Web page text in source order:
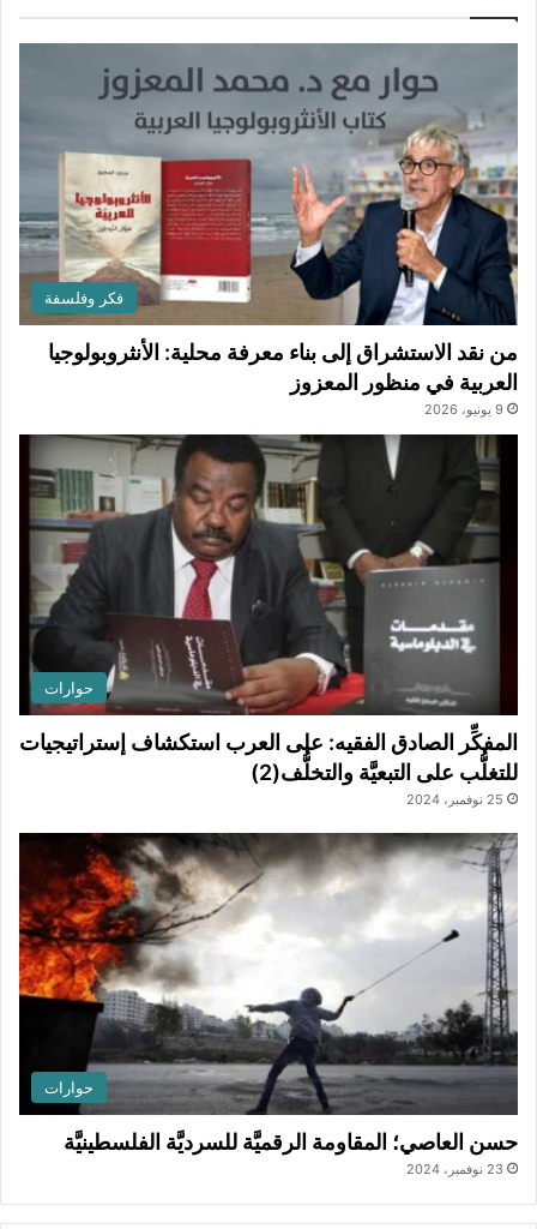
فكر وفلسفة
من نقد الاستشراق إلى بناء معرفة محلية: الأنثروبولوجيا
العربية في منظور المعزوز
9 يونيو، 2026
حوارات
المفكِّر الصادق الفقيه: على العرب استكشاف إستراتيجيات
للتغلُّب على التبعيَّة والتخلُّف(2)
25 نوفمبر، 2024
حوارات
حسن العاصي؛ المقاومة الرقميَّة للسرديَّة الفلسطينيَّة
23 نوفمبر، 2024